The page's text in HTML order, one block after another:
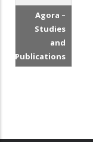
Agora –
Studies
and
Publications